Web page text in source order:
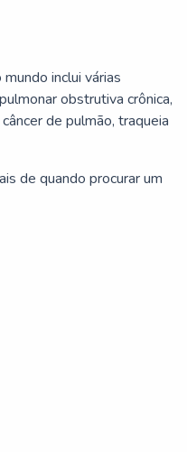
inclui várias
obstrutiva crônica,
de pulmão, traqueia
de quando procurar um